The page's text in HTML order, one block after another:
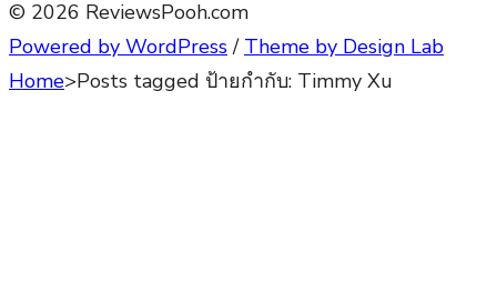
© 2026 ReviewsPooh.com
Powered by WordPress / Theme by Design Lab
Home>Posts tagged ป้ายกำกับ: Timmy Xu